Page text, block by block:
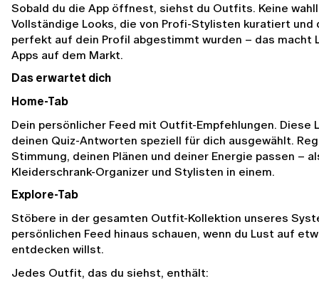
Sobald du die App öffnest, siehst du Outfits. Keine
Vollständige Looks, die von Profi-Stylisten kuratiert und
perfekt auf dein Profil abgestimmt wurden – das macht
Apps auf dem Markt.
Das erwartet dich
Home-Tab
Dein persönlicher Feed mit Outfit-Empfehlungen. Diese
deinen Quiz-Antworten speziell für dich ausgewählt.
Stimmung, deinen Plänen und deiner Energie passen –
Kleiderschrank-Organizer und Stylisten in einem.
Explore-Tab
Stöbere in der gesamten Outfit-Kollektion unseres
persönlichen Feed hinaus schauen, wenn du Lust auf
entdecken willst.
Jedes Outfit, das du siehst, enthält: